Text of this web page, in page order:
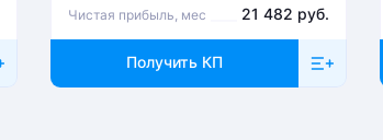
Чистая прибыль, мес 21 482 руб.
Получить КП